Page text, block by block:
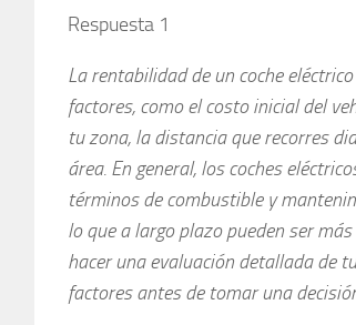
Respuesta 1
La rentabilidad de un coche
factores, como el costo inicial del
tu zona, la distancia que recorres
área. En general, los coches
términos de combustible y
lo que a largo plazo pueden ser
hacer una evaluación detallada de
factores antes de tomar una